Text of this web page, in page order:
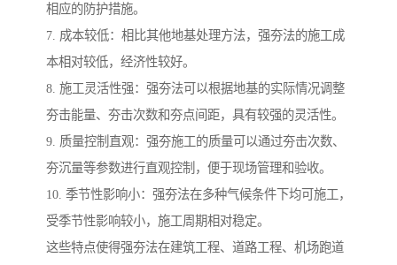
相应的防护措施。
7. 成本较低：相比其他地基处理方法，强夯法的施工成
本相对较低，经济性较好。
8. 施工灵活性强：强夯法可以根据地基的实际情况调整
夯击能量、夯击次数和夯点间距，具有较强的灵活性。
9. 质量控制直观：强夯施工的质量可以通过夯击次数、
夯沉量等参数进行直观控制，便于现场管理和验收。
10. 季节性影响小：强夯法在多种气候条件下均可施工，
受季节性影响较小，施工周期相对稳定。
这些特点使得强夯法在建筑工程、道路工程、机场跑道